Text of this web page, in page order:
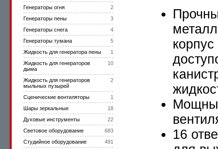
2
Генераторы огня
3
Генераторы пены
4
Генераторы снега
5
Генераторы тумана
1
Жидкость для генератора пены
10
Жидкость для генераторов
дыма
2
Жидкость для генераторов
мыльных пузырей
1
Сценические вентиляторы
18
Шары зеркальные
22
Духовые инструменты
683
Световое оборудование
491
Студийное оборудование
16